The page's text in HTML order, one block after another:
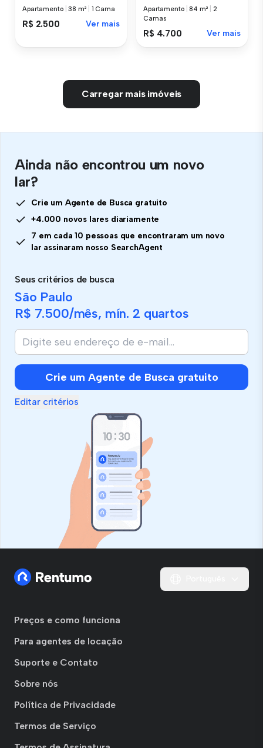
Apartamento |38 m² 1 Cama
R$ 2.500 Ver mais
Apartamento |84 m²
2
Camas
R$ 4.700 Ver mais
Carregar mais imóveis
Ainda não encontrou um novo
lar?
Crie um Agente de Busca gratuito
+4.000 novos lares diariamente
7 em cada 10 pessoas que encontraram um novo
lar assinaram nosso SearchAgent
Seus critérios de busca
São Paulo
R$ 7.500/mês, mín. 2 quartos
Crie um Agente de Busca gratuito
Editar critérios
Preços e como funciona
Para agentes de locação
Suporte e Contato
Sobre nós
Política de Privacidade
Termos de Serviço